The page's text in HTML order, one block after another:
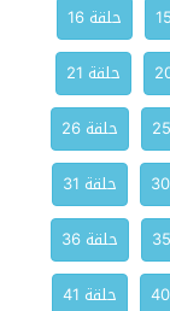
حلقة 16
حلقة 21
حلقة 26
حلقة 31
حلقة 36
حلقة 41